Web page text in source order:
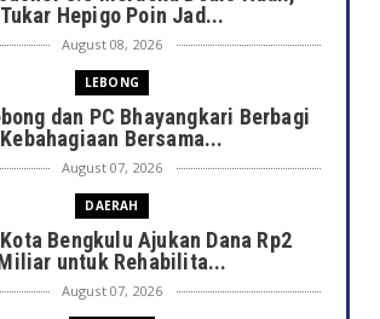
Tukar Hepigo Poin Jad...
August 08, 2026
LEBONG
dan PC Bhayangkari Berbagi
Kebahagiaan Bersama...
August 07, 2026
DAERAH
Bengkulu Ajukan Dana Rp2
untuk Rehabilita...
August 07, 2026